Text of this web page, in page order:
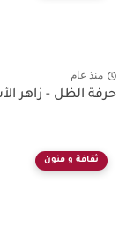
منذ عام
حرفة الظل - زاهر
ثقافة و فنون